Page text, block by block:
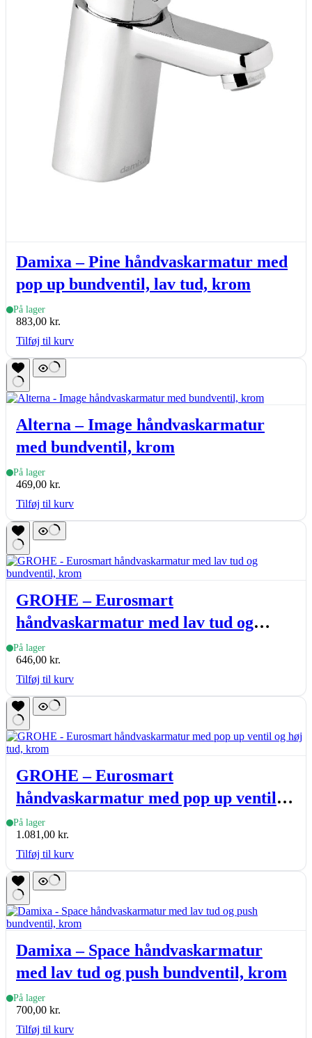
Damixa – Pine håndvaskarmatur med
pop up bundventil, lav tud, krom
På lager
883,00 kr.
Tilføj til kurv
Alterna – Image håndvaskarmatur
med bundventil, krom
På lager
469,00 kr.
Tilføj til kurv
GROHE – Eurosmart
håndvaskarmatur med lav tud og
bundventil, krom
På lager
646,00 kr.
Tilføj til kurv
GROHE – Eurosmart
håndvaskarmatur med pop up ventil
og høj tud, krom
På lager
1.081,00 kr.
Tilføj til kurv
Damixa – Space håndvaskarmatur
med lav tud og push bundventil, krom
På lager
700,00 kr.
Tilføj til kurv